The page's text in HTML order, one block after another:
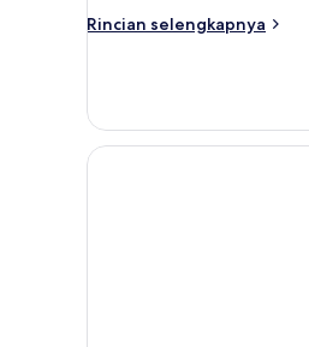
Rincian selengkapnya
Rincian
Double
Standar